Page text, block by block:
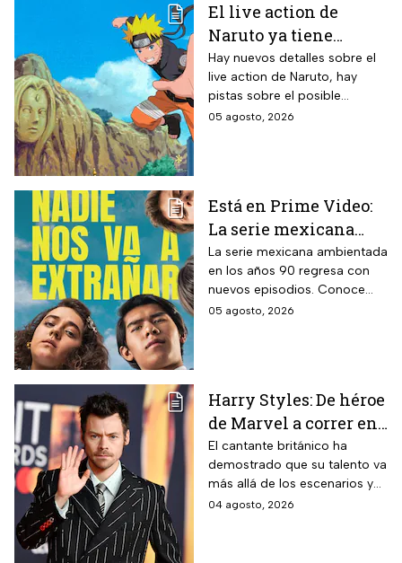
El live action de
Naruto ya tiene
director y así avanza
el casting de la
película
Hay nuevos detalles sobre el
live action de Naruto, hay
pistas sobre el posible
enfoque de la historia y
05 agosto, 2026
Está en Prime Video:
La serie mexicana
noventera de la que
todos están hablando
y que se ve en un fin
de semana
La serie mexicana ambientada
en los años 90 regresa con
nuevos episodios. Conoce
cuándo se estrena, qué
05 agosto, 2026
Harry Styles: De héroe
de Marvel a correr en
Chapultepec; las
apariciones del
cantante en el cine
El cantante británico ha
demostrado que su talento va
más allá de los escenarios y
ha llegado a la pantalla
04 agosto, 2026